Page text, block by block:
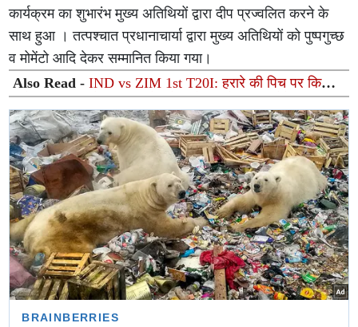
कार्यक्रम का शुभारंभ मुख्य अतिथियों द्वारा दीप प्रज्वलित करने के
साथ हुआ । तत्पश्चात प्रधानाचार्या द्वारा मुख्य अतिथियों को पुष्पगुच्छ
व मोमेंटो आदि देकर सम्मानित किया गया।
Also Read -IND vs ZIM 1st T20I: हरारे की पिच पर किसका
चलेगा जादू? बल्लेबाज बनाएंगे बड़े स्कोर या गेंदबाज करेंगे कमाल